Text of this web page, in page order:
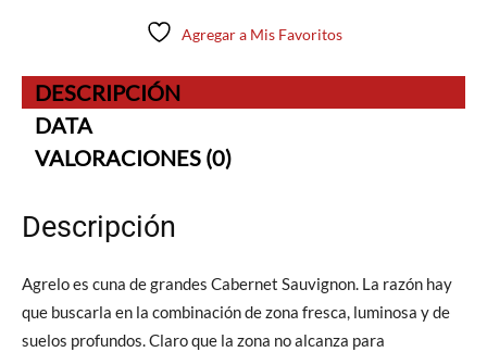
Agregar a Mis Favoritos
DESCRIPCIÓN
DATA
VALORACIONES (0)
Descripción
Agrelo es cuna de grandes Cabernet Sauvignon. La razón hay
que buscarla en la combinación de zona fresca, luminosa y de
suelos profundos. Claro que la zona no alcanza para